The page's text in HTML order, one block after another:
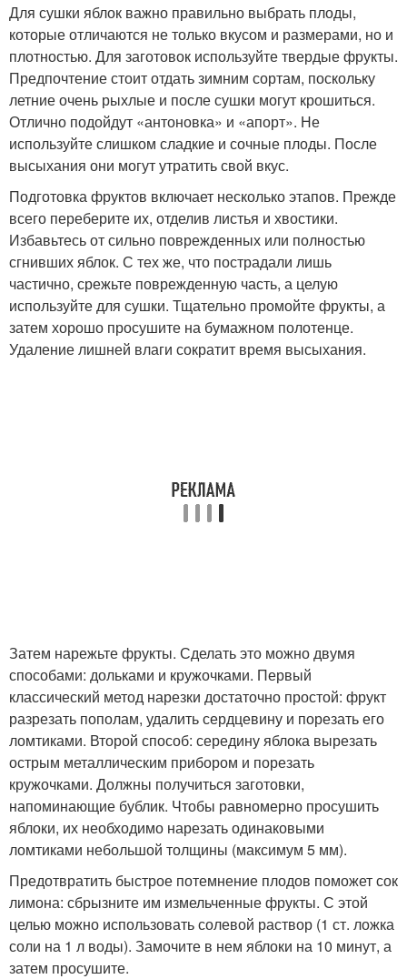
Для сушки яблок важно правильно выбрать плоды,
которые отличаются не только вкусом и размерами, но и
плотностью. Для заготовок используйте твердые фрукты.
Предпочтение стоит отдать зимним сортам, поскольку
летние очень рыхлые и после сушки могут крошиться.
Отлично подойдут «антоновка» и «апорт». Не
используйте слишком сладкие и сочные плоды. После
высыхания они могут утратить свой вкус.
Подготовка фруктов включает несколько этапов. Прежде
всего переберите их, отделив листья и хвостики.
Избавьтесь от сильно поврежденных или полностью
сгнивших яблок. С тех же, что пострадали лишь
частично, срежьте поврежденную часть, а целую
используйте для сушки. Тщательно промойте фрукты, а
затем хорошо просушите на бумажном полотенце.
Удаление лишней влаги сократит время высыхания.
Затем нарежьте фрукты. Сделать это можно двумя
способами: дольками и кружочками. Первый
классический метод нарезки достаточно простой: фрукт
разрезать пополам, удалить сердцевину и порезать его
ломтиками. Второй способ: середину яблока вырезать
острым металлическим прибором и порезать
кружочками. Должны получиться заготовки,
напоминающие бублик. Чтобы равномерно просушить
яблоки, их необходимо нарезать одинаковыми
ломтиками небольшой толщины (максимум 5 мм).
Предотвратить быстрое потемнение плодов поможет сок
лимона: сбрызните им измельченные фрукты. С этой
целью можно использовать солевой раствор (1 ст. ложка
соли на 1 л воды). Замочите в нем яблоки на 10 минут, а
затем просушите.